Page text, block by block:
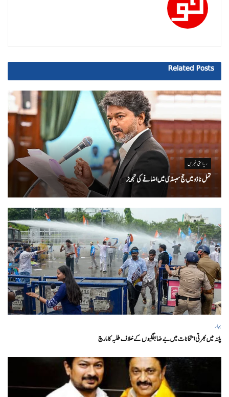
Related Posts
ریاستی خبریں
تمل ناڈو میں حج سبسڈی میں اضافے کی تجویز
بہار
پٹنہ میں بھرتی امتحانات میں بے ضابطگیوں کے خلاف طلبہ کا مارچ